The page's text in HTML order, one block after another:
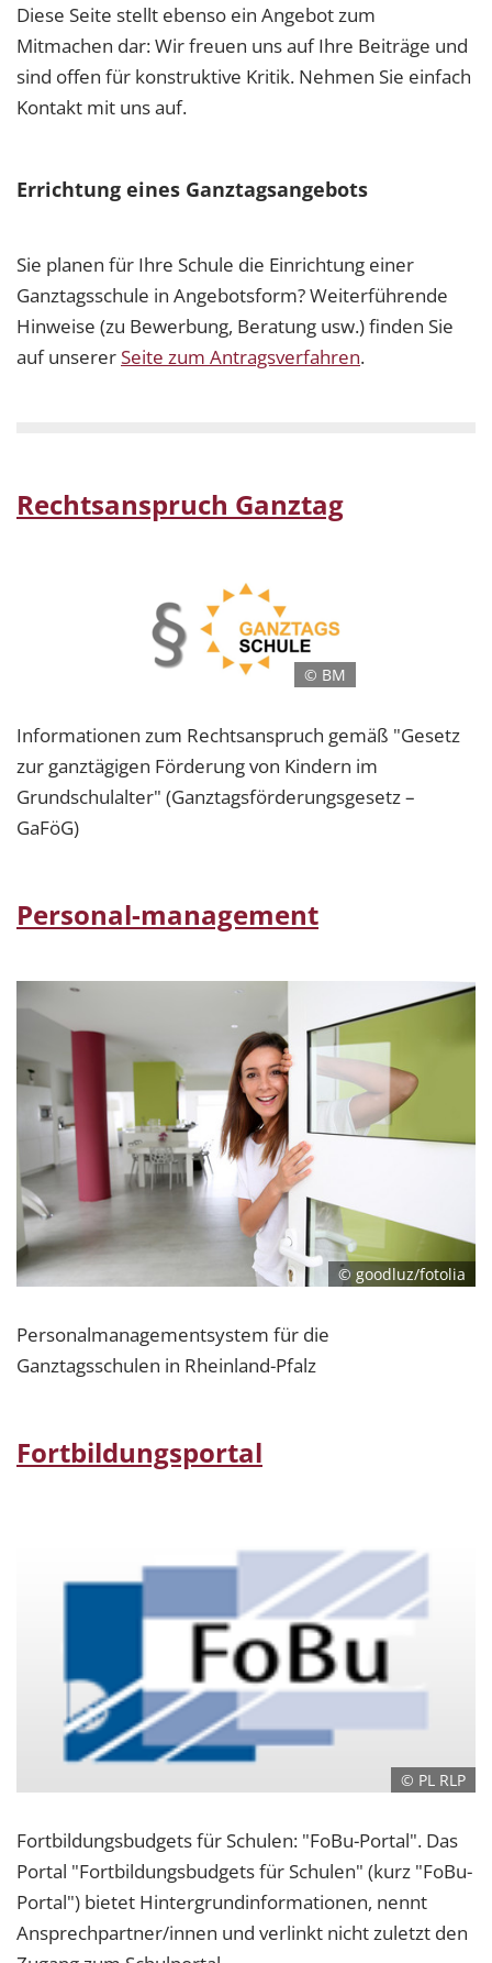
Diese Seite stellt ebenso ein Angebot zum
Mitmachen dar: Wir freuen uns auf Ihre Beiträge und
sind offen für konstruktive Kritik. Nehmen Sie einfach
Kontakt mit uns auf.
Errichtung eines Ganztagsangebots
Sie planen für Ihre Schule die Einrichtung einer
Ganztagsschule in Angebotsform? Weiterführende
Hinweise (zu Bewerbung, Beratung usw.) finden Sie
auf unsererSeite zum Antragsverfahren.
Rechtsanspruch Ganztag
© BM
Informationen zum Rechtsanspruch gemäß "Gesetz
zur ganztägigen Förderung von Kindern im
Grundschulalter" (Ganztagsförderungsgesetz –
GaFöG)
Personal-management
© goodluz/fotolia
Personalmanagementsystem für die
Ganztagsschulen in Rheinland-Pfalz
Fortbildungsportal
© PL RLP
Fortbildungsbudgets für Schulen: "FoBu-Portal". Das
Portal "Fortbildungsbudgets für Schulen" (kurz "FoBu-
Portal") bietet Hintergrundinformationen, nennt
Ansprechpartner/innen und verlinkt nicht zuletzt den